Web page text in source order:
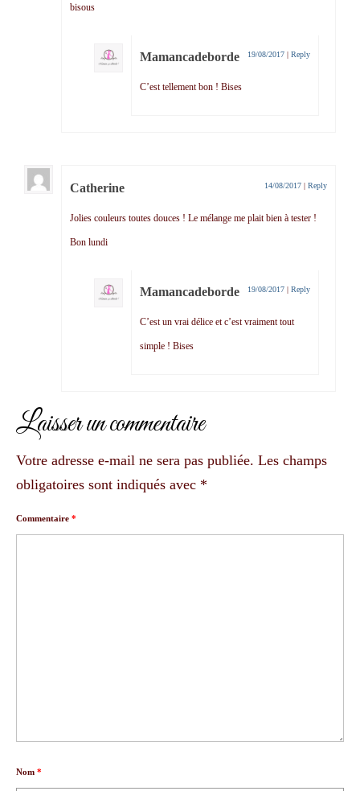
bisous
Mamancadeborde 19/08/2017 | Reply
C’est tellement bon ! Bises
Catherine 14/08/2017 | Reply
Jolies couleurs toutes douces ! Le mélange me plait bien à tester !
Bon lundi
Mamancadeborde 19/08/2017 | Reply
C’est un vrai délice et c’est vraiment tout
simple ! Bises
Laisser un commentaire
Votre adresse e-mail ne sera pas publiée. Les champs
obligatoires sont indiqués avec *
Commentaire *
Nom *